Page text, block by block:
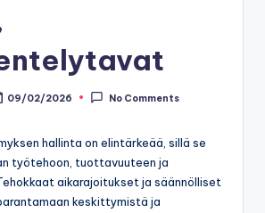
09/02/2026 No Comments
hallinta on elintärkeää, sillä se
työtehoon, tuottavuuteen ja
aikarajoitukset ja säännölliset
keskittymistä ja